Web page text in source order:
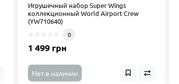
Игрушечный набор Super Wings
коллекционный World Airport Crew
(YW710640)
0
1 499 грн
Нет в наличии